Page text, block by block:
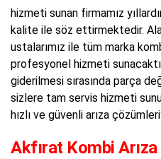
hizmeti sunan firmamız
kalite ile söz ettirmektedir.
ustalarımız ile tüm marka
profesyonel hizmeti
giderilmesi sırasında parça
sizlere tam servis hizmeti
hızlı ve güvenli arıza
Akfırat Kombi